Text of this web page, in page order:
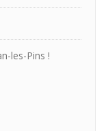
les-Pins !